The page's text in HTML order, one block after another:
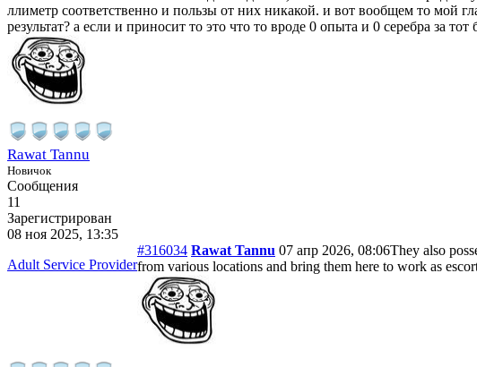
ллиметр соответственно и пользы от них никакой. и вот вообщем то мой
результат? а если и приносит то это что то вроде 0 опыта и 0 серебра за тот
Rawat Tannu
Новичок
Сообщения
11
Зарегистрирован
08 ноя 2025, 13:35
Adult Service Provider
#316034 Rawat Tannu 07 апр 2026, 08:06They also
from various locations and bring them here to work as